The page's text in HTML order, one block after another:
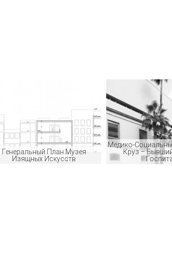
Генеральный План Музея
Изящных Искусств
Медико-
Круз –